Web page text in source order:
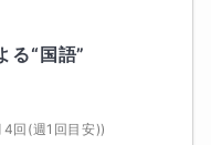
い。勉強を教えるだ
していけるようにお
です！
アレントサポート”
る“国語”
4回(週1回目安))